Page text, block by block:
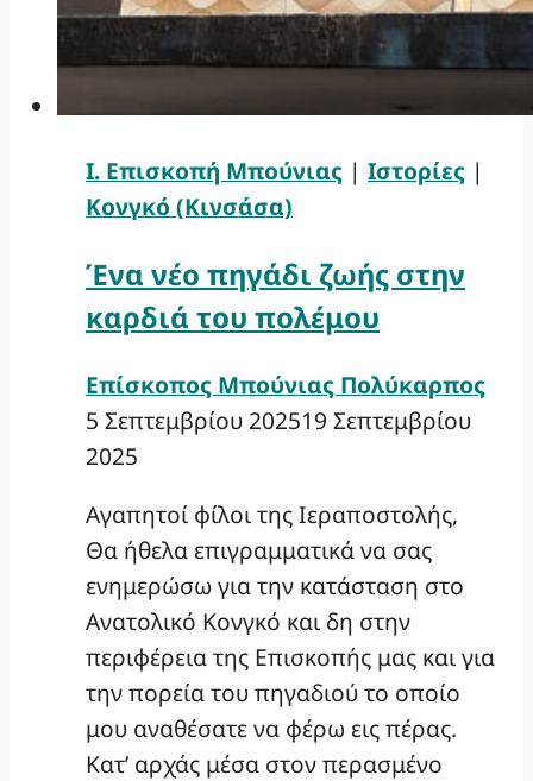
Ι. Επισκοπή Μπούνιας | Ιστορίες |
Κονγκό (Κινσάσα)
Ένα νέο πηγάδι ζωής στην
καρδιά του πολέμου
Επίσκοπος Μπούνιας Πολύκαρπος
5 Σεπτεμβρίου 202519 Σεπτεμβρίου
2025
Αγαπητοί φίλοι της Ιεραποστολής,
Θα ήθελα επιγραμματικά να σας
ενημερώσω για την κατάσταση στο
Ανατολικό Κονγκό και δη στην
περιφέρεια της Επισκοπής μας και για
την πορεία του πηγαδιού το οποίο
μου αναθέσατε να φέρω εις πέρας.
Κατ’ αρχάς μέσα στον περασμένο